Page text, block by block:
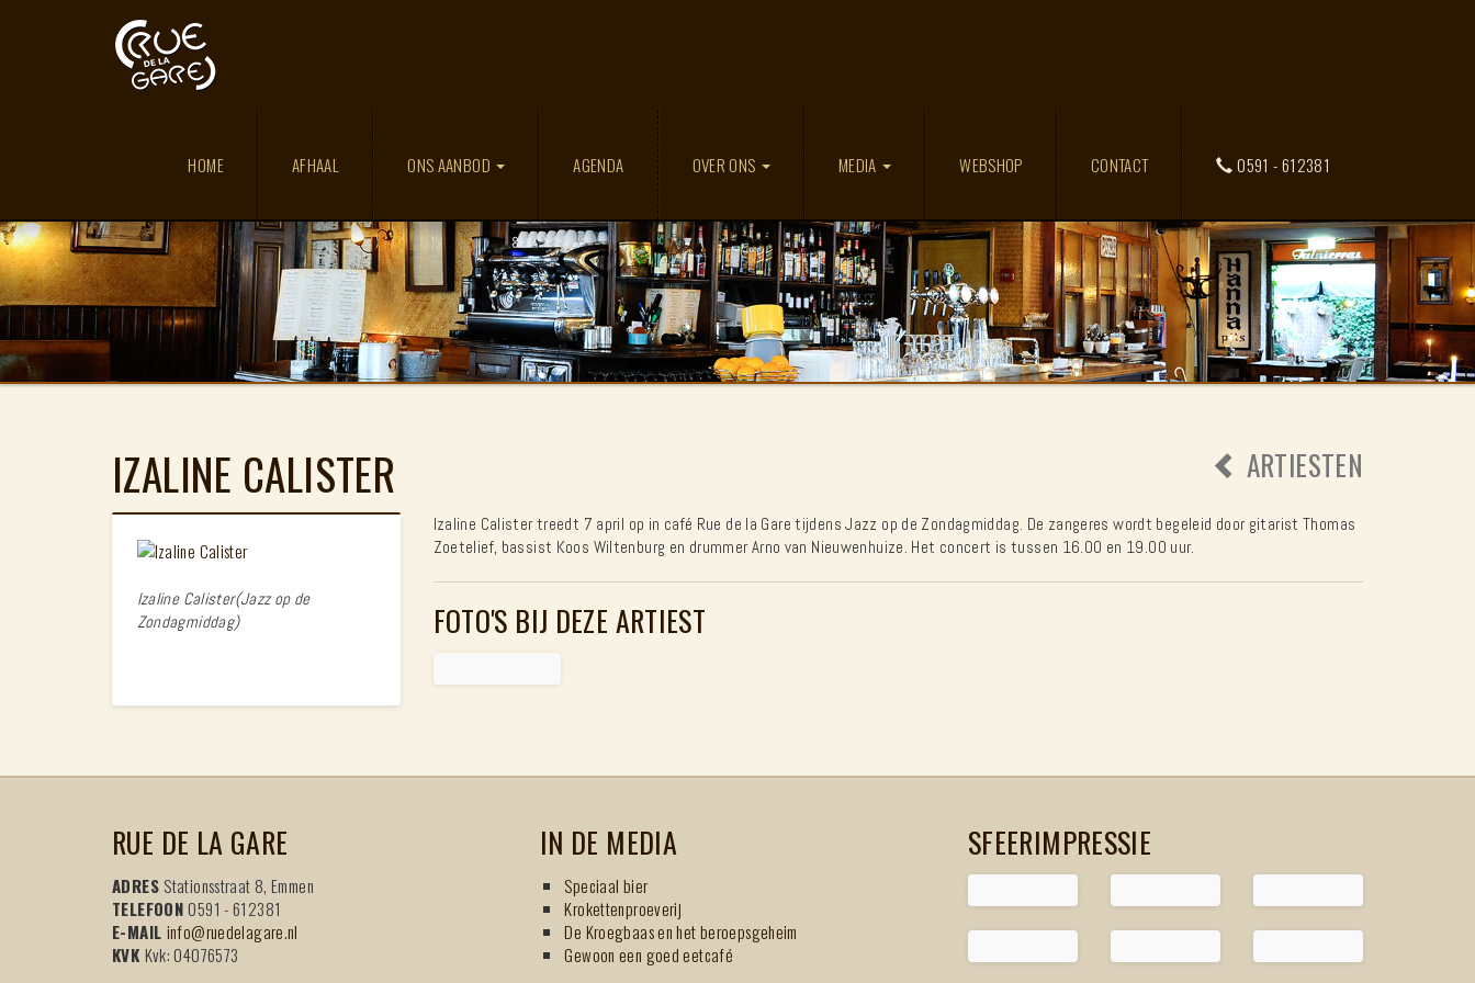
HOME AFHAAL ONS AANBOD AGENDA OVER ONS MEDIA WEBSHOP CONTACT 0591 - 612381
IZALINE CALISTER ARTIESTEN
Izaline Calister(Jazz op de
Zondagmiddag)
Izaline Calister treedt 7 april op in café Rue de la Gare tijdens Jazz op de Zondagmiddag. De zangeres wordt begeleid door gitarist Thomas
Zoetelief, bassist Koos Wiltenburg en drummer Arno van Nieuwenhuize. Het concert is tussen 16.00 en 19.00 uur.
FOTO'S BIJ DEZE ARTIEST
RUE DE LA GARE
ADRES Stationsstraat 8, Emmen
TELEFOON0591 - 612381
E-MAIL info@ruedelagare.nl
KVK Kvk: 04076573
IN DE MEDIA
Speciaal bier
Krokettenproeverij
De Kroegbaas en het beroepsgeheim
Gewoon een goed eetcafé
SFEERIMPRESSIE